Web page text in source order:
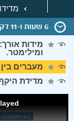
6 שעות ו-11 דקות
מידות
ומילימטר.
מעברים
מדידת